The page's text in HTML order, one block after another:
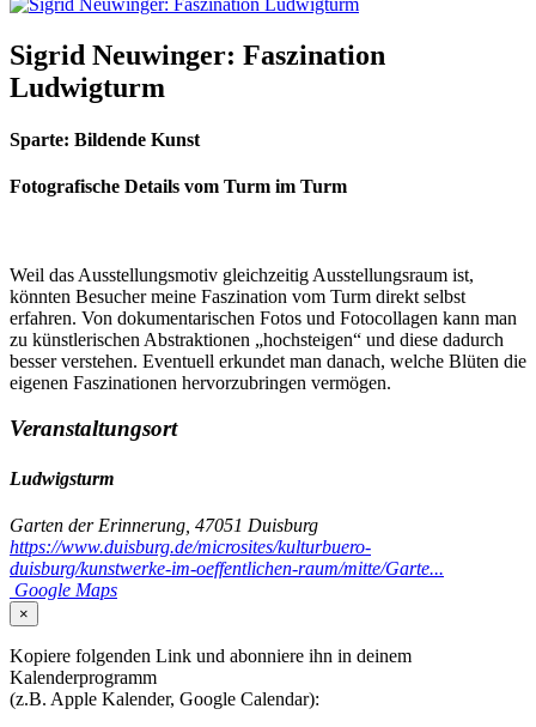
Sigrid Neuwinger: Faszination
Ludwigturm
Sparte: Bildende Kunst
Fotografische Details vom Turm im Turm
Weil das Ausstellungsmotiv gleichzeitig Ausstellungsraum ist,
könnten Besucher meine Faszination vom Turm direkt selbst
erfahren. Von dokumentarischen Fotos und Fotocollagen kann man
zu künstlerischen Abstraktionen „hochsteigen“ und diese dadurch
besser verstehen. Eventuell erkundet man danach, welche Blüten die
eigenen Faszinationen hervorzubringen vermögen.
Veranstaltungsort
Ludwigsturm
Garten der Erinnerung, 47051 Duisburg
https://www.duisburg.de/microsites/kulturbuero-
duisburg/kunstwerke-im-oeffentlichen-raum/mitte/Garte...
Google Maps
×
Kopiere folgenden Link und abonniere ihn in deinem
Kalenderprogramm
(z.B. Apple Kalender, Google Calendar):